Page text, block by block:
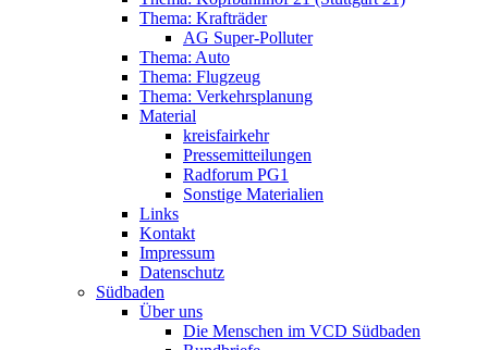
Thema: Krafträder
AG Super-Polluter
Thema: Auto
Thema: Flugzeug
Thema: Verkehrsplanung
Material
kreisfairkehr
Pressemitteilungen
Radforum PG1
Sonstige Materialien
Links
Kontakt
Impressum
Datenschutz
Südbaden
Über uns
Die Menschen im VCD Südbaden